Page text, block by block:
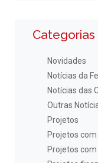
Categorias
Novidades
Notícias da
Notícias das
Outras
Projetos
Projetos
Projetos